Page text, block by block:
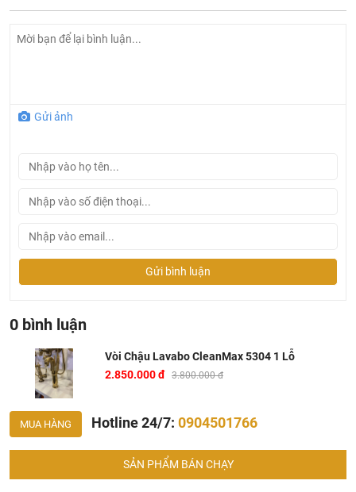
Thông số kỹ thuật vòi lavabo CleanMax 5304
Tên sản phẩm:Vòi chậu lavabo CleanMax
Gửi ảnh
Gửi bình luận
0 bình luận
Vòi Chậu Lavabo CleanMax 5304 1 Lỗ
2.850.000 đ 3.800.000 đ
MUA HÀNG Hotline 24/7: 0904501766
SẢN PHẨM BÁN CHẠY